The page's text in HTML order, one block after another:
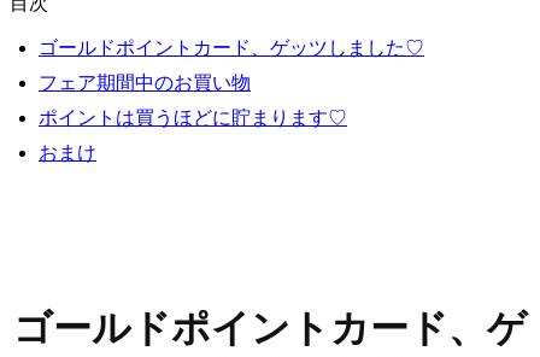
ゴールドポイントカード、ゲッツしました♡
フェア期間中のお買い物
ポイントは買うほどに貯まります♡
おまけ
ゴールドポイントカード、ゲ